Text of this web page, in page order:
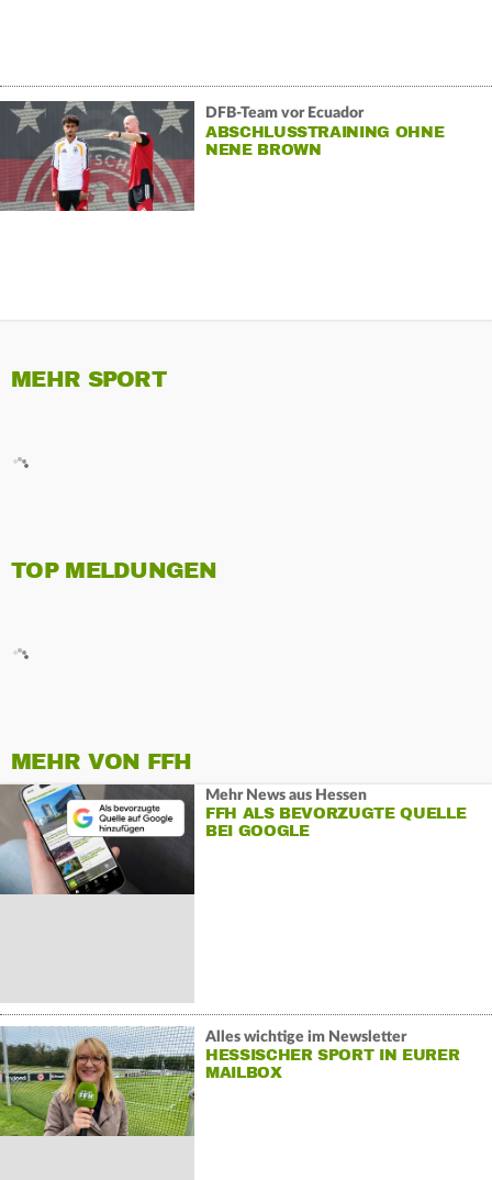
DFB-Team vor Ecuador
ABSCHLUSSTRAINING OHNE
NENE BROWN
MEHR SPORT
TOP MELDUNGEN
MEHR VON FFH
Mehr News aus Hessen
FFH ALS BEVORZUGTE QUELLE
BEI GOOGLE
Alles wichtige im Newsletter
HESSISCHER SPORT IN EURER
MAILBOX